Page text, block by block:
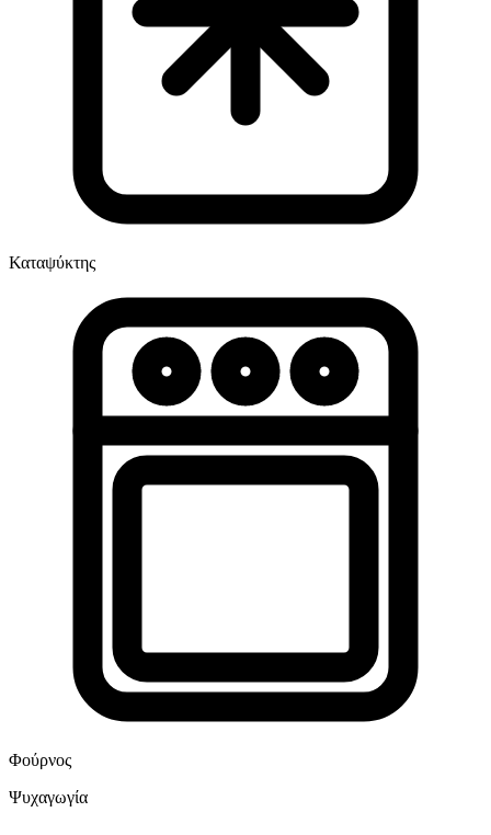
Καταψύκτης
Φούρνος
Ψυχαγωγία